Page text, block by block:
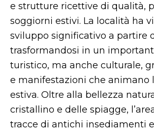
e strutture ricettive di qualità,
soggiorni estivi. La località ha
sviluppo significativo a partire
trasformandosi in un
turistico, ma anche culturale,
e manifestazioni che animano
estiva. Oltre alla bellezza
cristallino e delle spiagge,
tracce di antichi insediamenti